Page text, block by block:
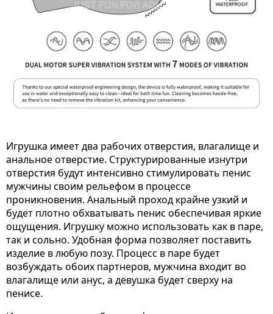
Игрушка имеет два рабочих отверстия, влагалище и
анальное отверстие. Структурированные изнутри
отверстия будут интенсивно стимулировать пенис
мужчины своим рельефом в процессе
проникновения. Анальный проход крайне узкий и
будет плотно обхватывать пенис обеспечивая яркие
ощущения. Игрушку можно использовать как в паре,
так и сольно. Удобная форма позволяет поставить
изделие в любую позу. Процесс в паре будет
возбуждать обоих партнеров, мужчина входит во
влагалище или анус, а девушка будет сверху на
пенисе.